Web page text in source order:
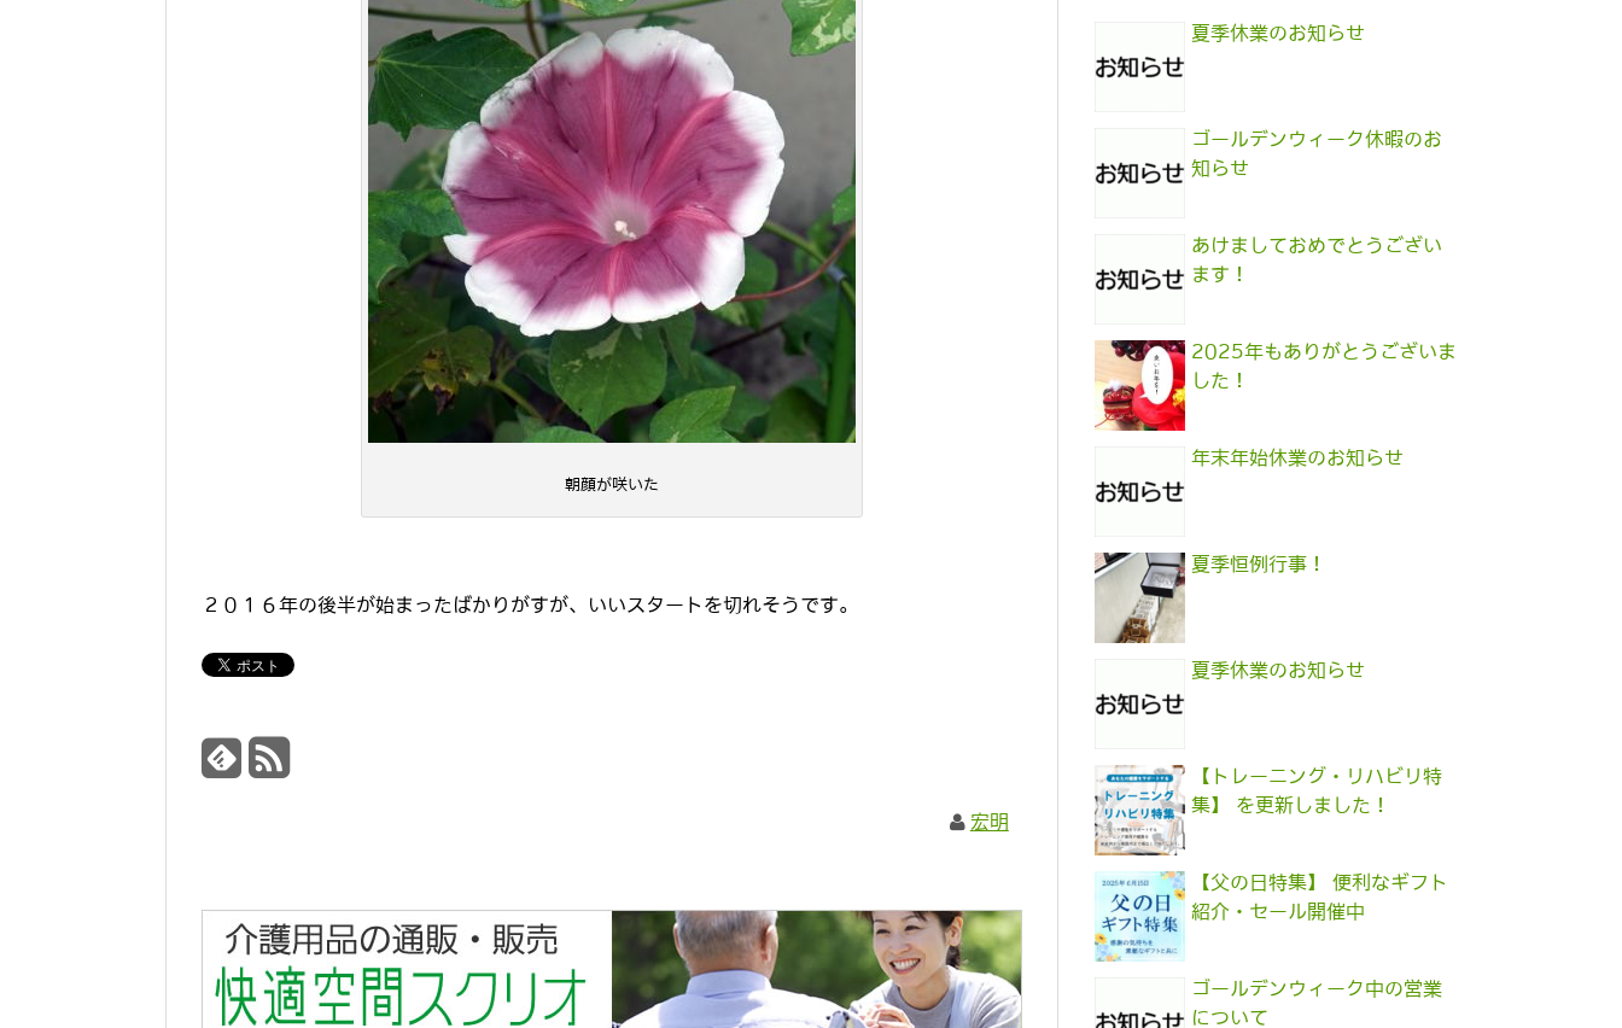
朝顔が咲いた
２０１６年の後半が始まったばかりがすが、いいスタートを切れそうです。
宏明
夏季休業のお知らせ
ゴールデンウィーク休暇のお
知らせ
あけましておめでとうござい
ます！
2025年もありがとうございま
した！
年末年始休業のお知らせ
夏季恒例行事！
夏季休業のお知らせ
【トレーニング・リハビリ特
集】 を更新しました！
【父の日特集】 便利なギフト
紹介・セール開催中
ゴールデンウィーク中の営業
について